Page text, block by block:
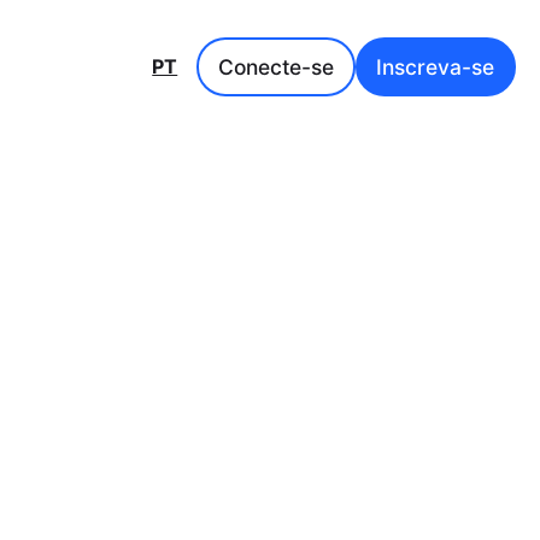
PT Conecte-se Inscreva-se